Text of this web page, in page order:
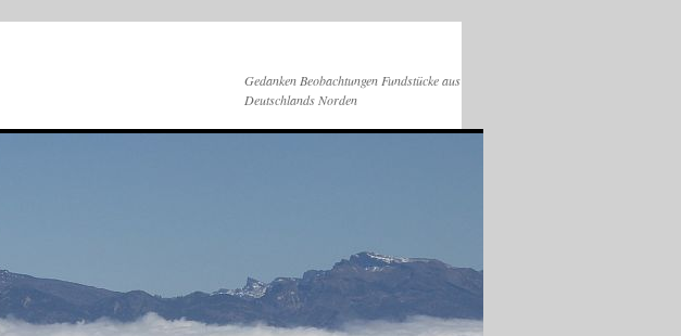
Gedanken Beobachtungen Fundstücke aus
Deutschlands Norden